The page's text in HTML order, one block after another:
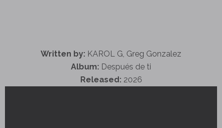
Written by: KAROL G, Greg Gonzalez
Album: Después de ti
Released: 2026